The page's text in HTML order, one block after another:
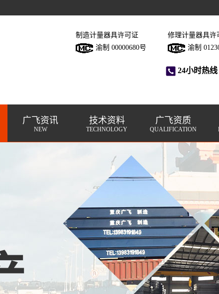
制造计量器具许可证
渝制 00000680号
修理计量器具许
渝制
24小时热线
广飞资讯
NEW
技术资料
TECHNOLOGY
广飞资质
QUALIFICATION